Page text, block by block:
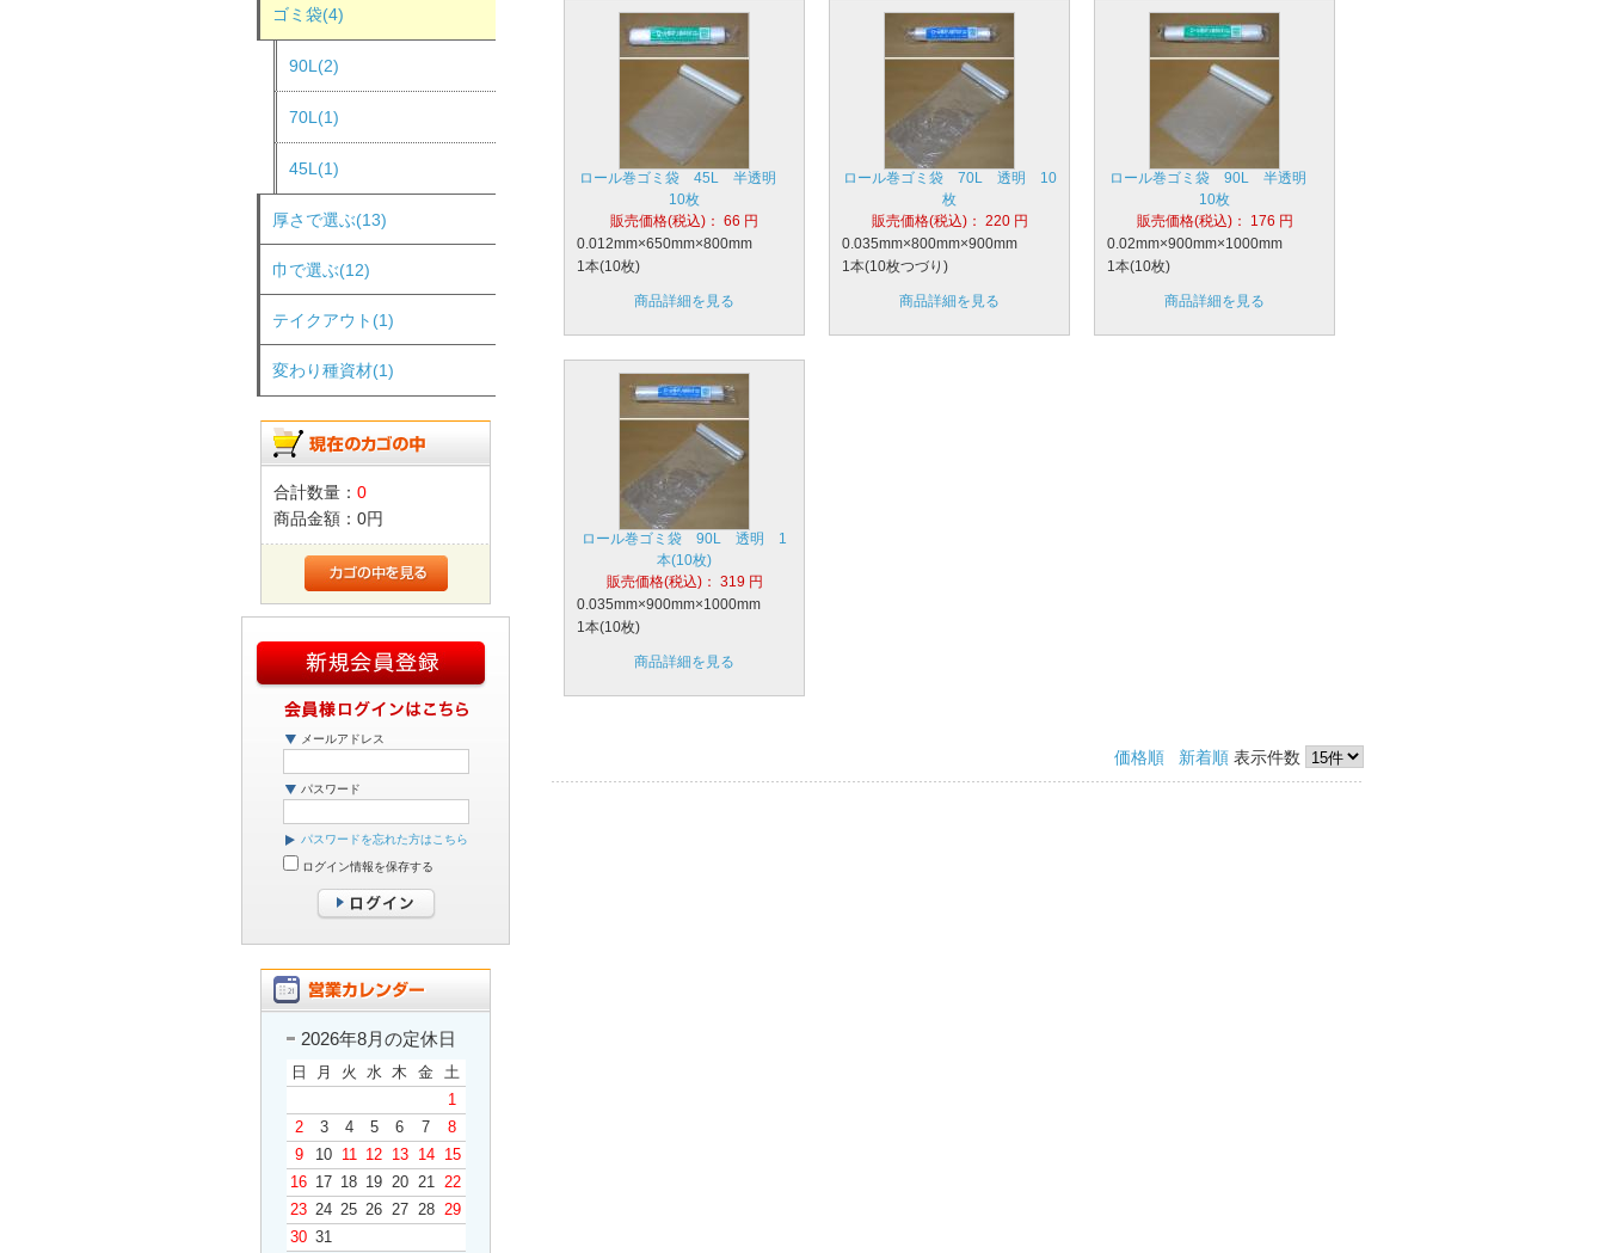
ゴミ袋(4)
90L(2)
70L(1)
45L(1)
厚さで選ぶ(13)
巾で選ぶ(12)
テイクアウト(1)
変わり種資材(1)
合計数量： 0
商品金額： 0円
メールアドレス
パスワード
パスワードを忘れた方はこちら
ログイン情報を保存する
2026年8月の定休日
日 月 火 水 木 金
土
1
2
3 4 5 6 7
8
9
10 11 12 13 14
15
16 17 18 19 20 21
22
23 24 25 26 27 28
29
30 31
ロール巻ゴミ袋 45L 半透明
10枚
販売価格(税込)： 66 円
0.012mm×650mm×800mm
1本(10枚)
商品詳細を見る
ロール巻ゴミ袋 70L 透明 10
枚
販売価格(税込)： 220円
0.035mm×800mm×900mm
1本(10枚つづり)
商品詳細を見る
ロール巻ゴミ袋 90L 半透明
10枚
販売価格(税込)：
176 円
0.02mm×900mm×1000mm
1本(10枚)
商品詳細を見る
ロール巻ゴミ袋 90L 透明 1
本(10枚)
販売価格(税込)： 319 円
0.035mm×900mm×1000mm
1本(10枚)
商品詳細を見る
価格順 新着順 表示件数